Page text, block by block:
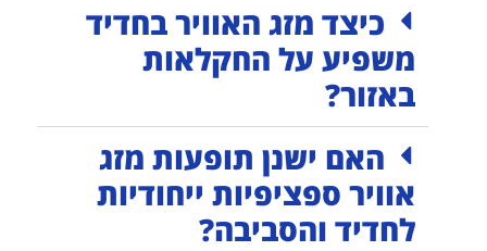
כיצד מזג האוויר בחדיד
משפיע על החקלאות
באזור?
האם ישנן תופעות מזג
אוויר ספציפיות ייחודיות
לחדיד והסביבה?